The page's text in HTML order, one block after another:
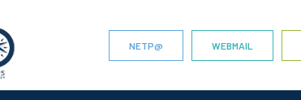
NETP@ WEBMAIL